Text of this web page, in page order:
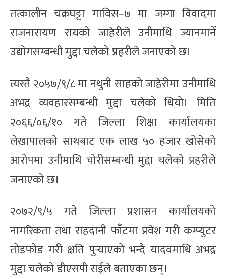
तत्कालीन चक्रघट्टा गाविस–७ मा जग्गा विवादमा
राजनारायण रायको जाहेरीले उनीमाथि ज्यानमार्ने
उद्योगसम्बन्धी मुद्दा चलेको प्रहरीले जनाएको छ।
त्यस्तै २०५७/९/८ मा नथुनी साहको जाहेरीमा उनीमाथि
अभद्र व्यवहारसम्बन्धी मुद्दा चलेको थियो। मिति
२०६६/०६/१० गते जिल्ला शिक्षा कार्यालयका
लेखापालको साथबाट एक लाख ५० हजार खोसेको
आरोपमा उनीमाथि चोरीसम्बन्धी मुद्दा चलेको प्रहरीले
जनाएको छ।
२०७२/९/५ गते जिल्ला प्रशासन कार्यालयको
नागरिकता तथा राहदानी फाँटमा प्रवेश गरी कम्प्युटर
तोडफोड गरी क्षति पुर्‍याएको भन्दै यादवमाथि अभद्र
मुद्दा चलेको डीएसपी राईले बताएका छन्।